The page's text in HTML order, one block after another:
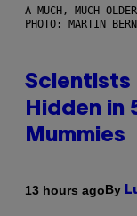
A MUCH, MUCH
PHOTO: MARTIN
Scientists
Hidden in
Mummies
13 hours agoBy